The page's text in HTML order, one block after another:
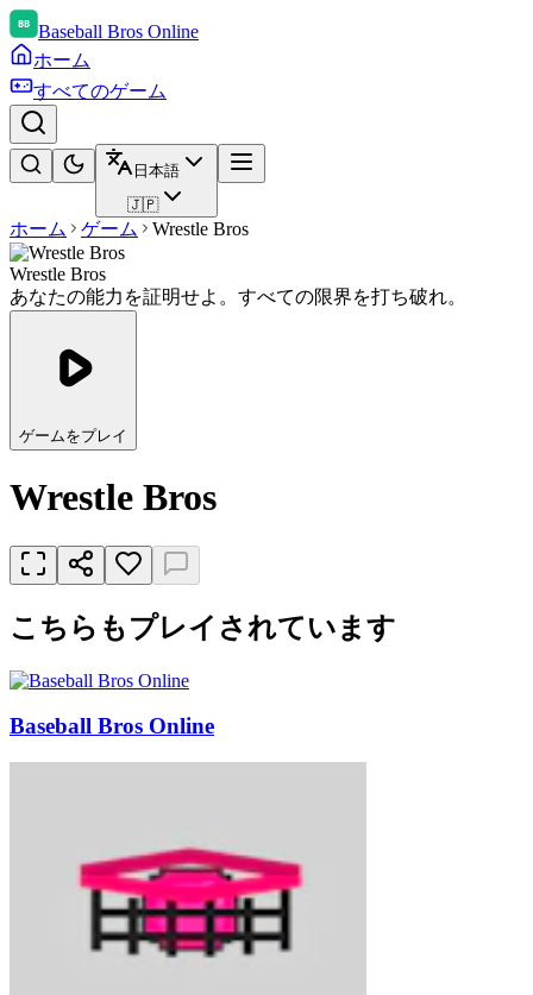
Baseball Bros Online
ホーム
すべてのゲーム
日本語
🇯🇵
ホーム ゲーム Wrestle Bros
Wrestle Bros
あなたの能力を証明せよ。すべての限界を打ち破れ。
ゲームをプレイ
Wrestle Bros
こちらもプレイされています
Baseball Bros Online